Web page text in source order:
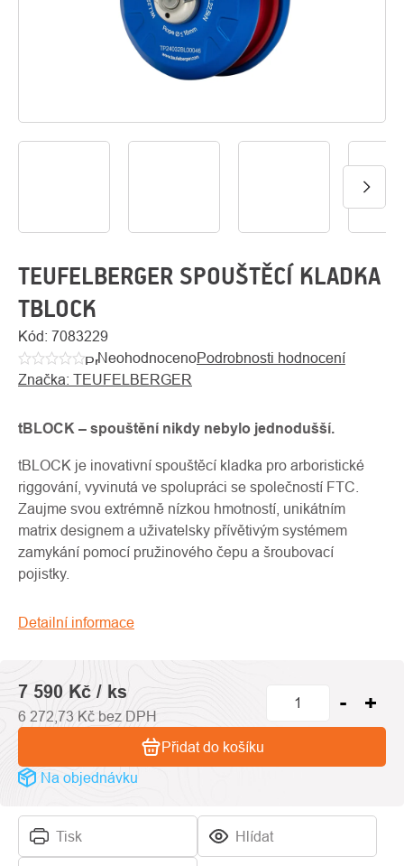
O
TEUFELBERGER SPOUŠTĚCÍ KLADKA
TBLOCK
Kód: 7083229
Průměrné
hodnocení
je
z
5
hvězdiček.
NeohodnocenoPodrobnosti hodnocení
Značka: TEUFELBERGER
tBLOCK – spouštění nikdy nebylo jednodušší.
tBLOCK je inovativní spouštěcí kladka pro arboristické
riggování, vyvinutá ve spolupráci se společností FTC.
Zaujme svou extrémně nízkou hmotností, unikátním
matrix designem a uživatelsky přívětivým systémem
zamykání pomocí pružinového čepu a šroubovací
pojistky.
Detailní informace
Tisk Hlídat
7 590 Kč / ks
6 272,73 Kč bez DPH
Na objednávku
Přidat do košíku